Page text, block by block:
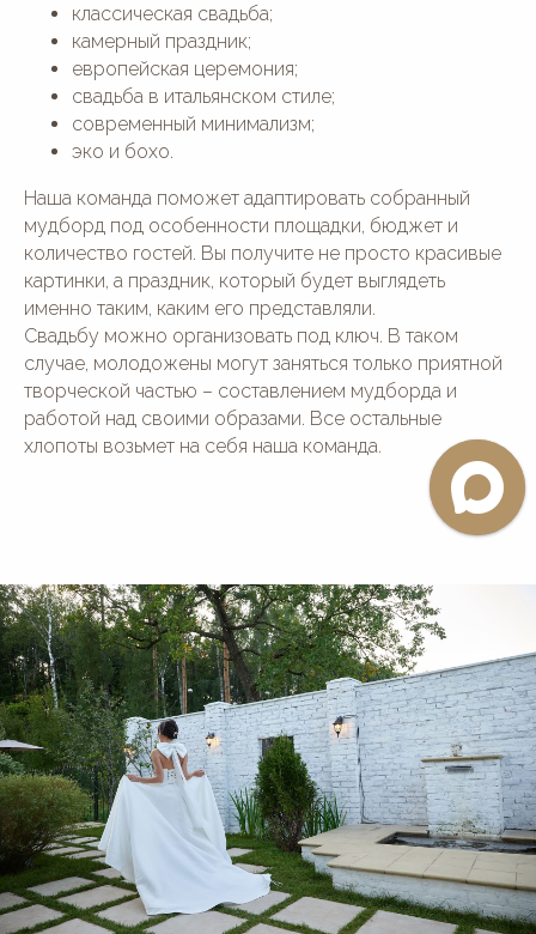
классическая свадьба;
камерный праздник;
европейская церемония;
свадьба в итальянском стиле;
современный минимализм;
эко и бохо.
Наша команда поможет адаптировать собранный
мудборд под особенности площадки, бюджет и
количество гостей. Вы получите не просто красивые
картинки, а праздник, который будет выглядеть
именно таким, каким его представляли.
Свадьбу можно организовать под ключ. В таком
случае, молодожены могут заняться только приятной
творческой частью – составлением мудборда и
работой над своими образами. Все остальные
хлопоты возьмет на себя наша команда.